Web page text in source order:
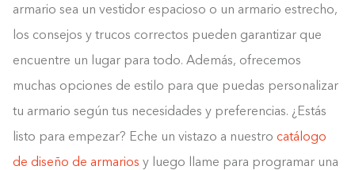
armario sea un vestidor espacioso o un armario estrecho,
los consejos y trucos correctos pueden garantizar que
encuentre un lugar para todo. Además, ofrecemos
muchas opciones de estilo para que puedas personalizar
tu armario según tus necesidades y preferencias. ¿Estás
listo para empezar? Eche un vistazo a nuestro catálogo
de diseño de armarios y luego llame para programar una